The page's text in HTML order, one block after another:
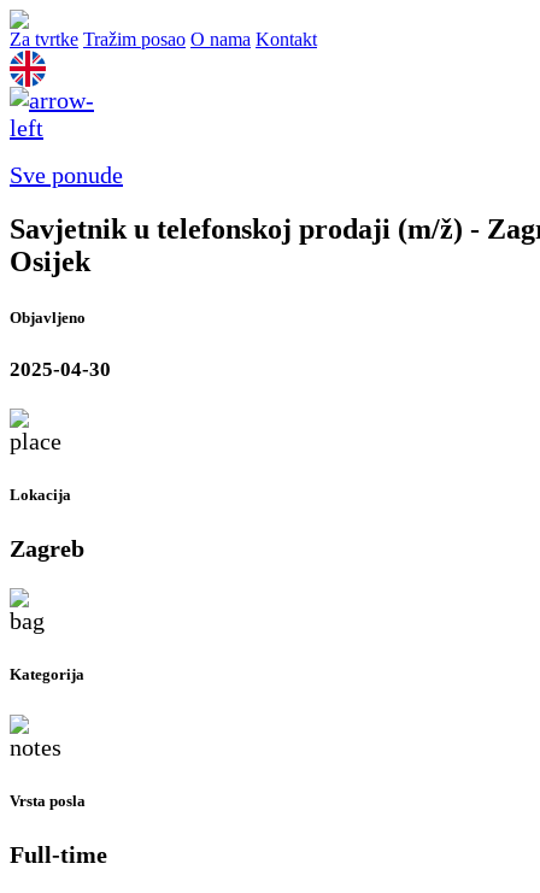
Za tvrtke Tražim posao O nama Kontakt
Sve ponude
Savjetnik u telefonskoj prodaji (m/ž) -
Osijek
Objavljeno
2025-04-30
Lokacija
Zagreb
Kategorija
Vrsta posla
Full-time